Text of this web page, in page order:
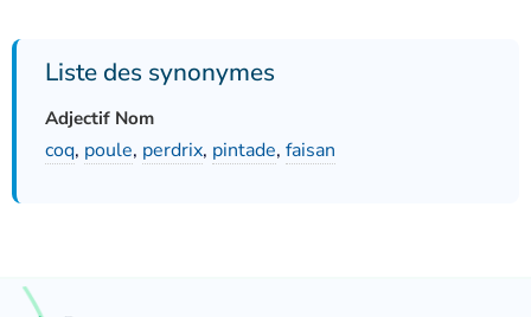
Liste des synonymes
Adjectif Nom
coq, poule, perdrix, pintade, faisan